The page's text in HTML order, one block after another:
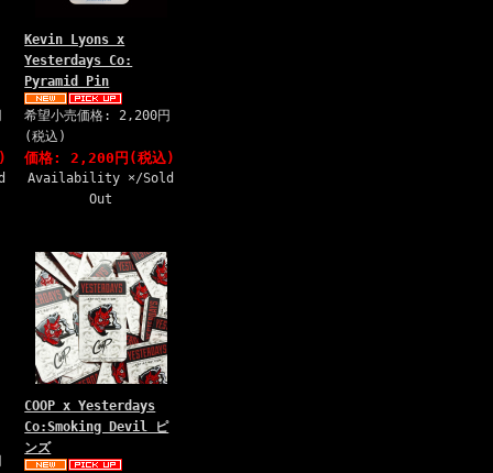
Kevin Lyons x
Yesterdays Co:
Pyramid Pin
希望小売価格: 2,200円
(税込)
価格: 2,200円(税込)
Availability ×/Sold
Out
COOP x Yesterdays
Co:Smoking Devil ピ
ンズ